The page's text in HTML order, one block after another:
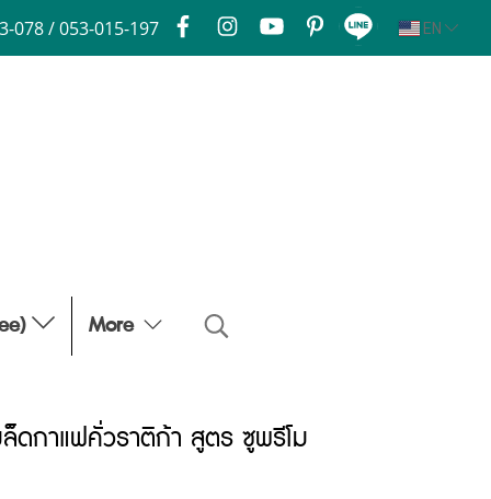
078 / 053-015-197 EN
More
ล็ดกาแฟคั่วราติก้า สูตร ซูพรีโม